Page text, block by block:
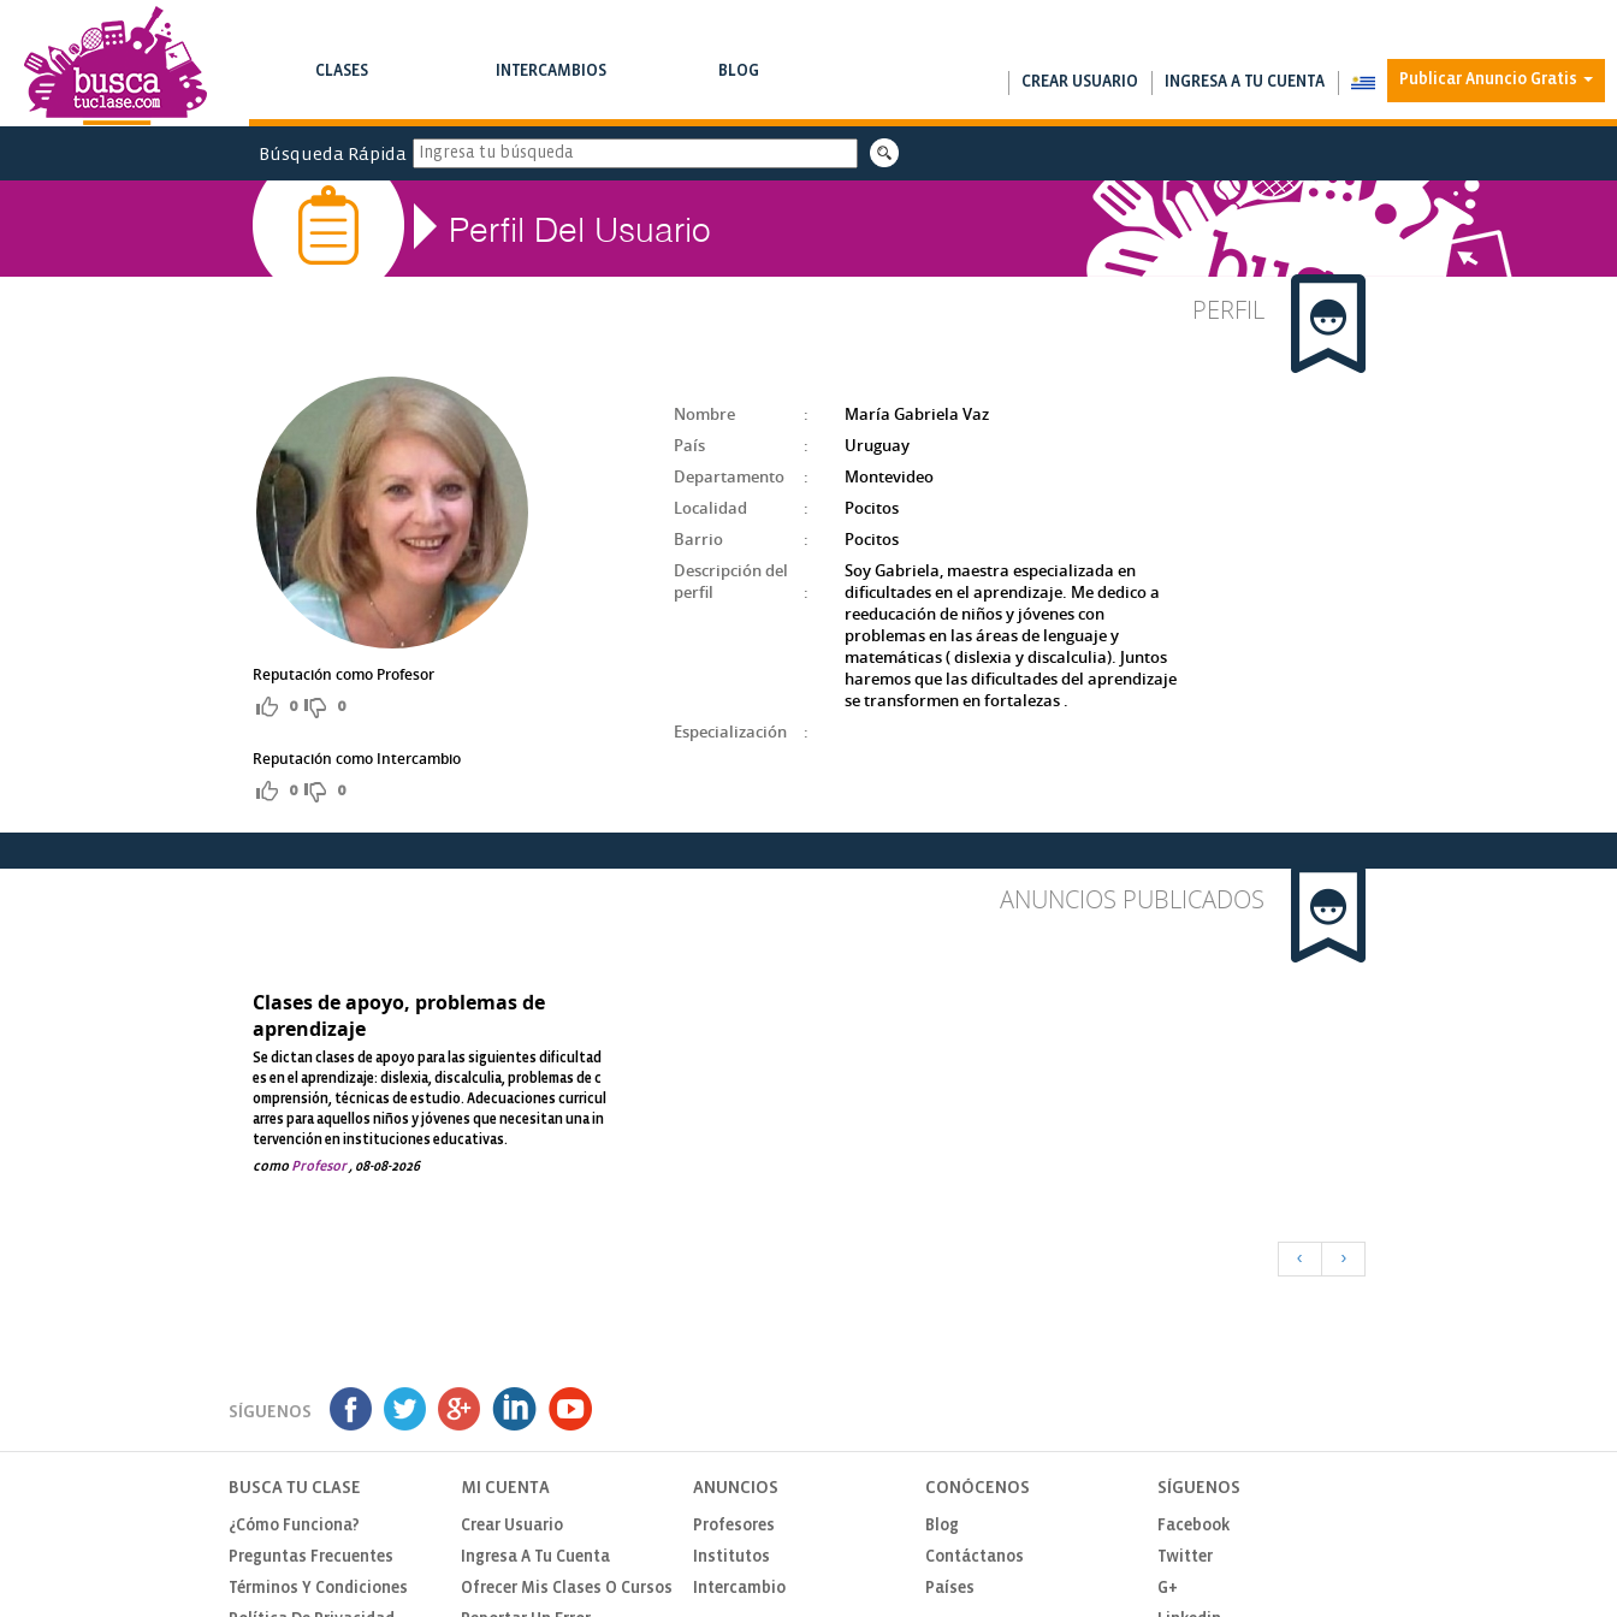
CLASES INTERCAMBIOS BLOG
Publicar Anuncio Gratis
CREAR USUARIO INGRESA A TU CUENTA
Búsqueda Rápida
Perfil Del Usuario
PERFIL
Reputación como Profesor
0 0
Reputación como Intercambio
0 0
Nombre :
María Gabriela Vaz
País
:
Uruguay
Departamento
:
Montevideo
Localidad
:
Pocitos
Barrio
:
Pocitos
Descripción del
perfil
:
Soy Gabriela, maestra especializada en
dificultades en el aprendizaje. Me dedico a
reeducación de niños y jóvenes con
problemas en las áreas de lenguaje y
matemáticas ( dislexia y discalculia). Juntos
haremos que las dificultades del aprendizaje
se transformen en fortalezas .
Especialización
:
ANUNCIOS PUBLICADOS
Clases de apoyo, problemas de
aprendizaje
Se dictan clases de apoyo para las siguientes dificultad
es en el aprendizaje: dislexia, discalculia, problemas de c
omprensión, técnicas de estudio. Adecuaciones curricul
arres para aquellos niños y jóvenes que necesitan una in
tervención en instituciones educativas.
comoProfesor, 08-08-2026
< >
SÍGUENOS
BUSCA TU CLASE
¿Cómo Funciona?
Preguntas Frecuentes
Términos Y Condiciones
MI CUENTA
Crear Usuario
Ingresa A Tu Cuenta
Ofrecer Mis Clases O Cursos
ANUNCIOS
Profesores
Institutos
Intercambio
CONÓCENOS
Blog
Contáctanos
Países
SÍGUENOS
Facebook
Twitter
G+